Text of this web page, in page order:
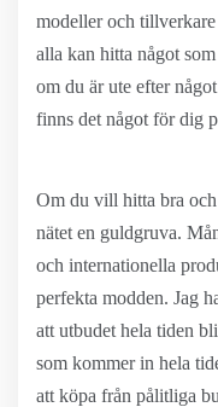
modeller och
alla kan hitta något
om du är ute efter
finns det något för dig
Om du vill hitta bra
nätet en guldgruva.
och internationella
perfekta modden. Jag
att utbudet hela tiden
som kommer in hela
att köpa från pålitliga